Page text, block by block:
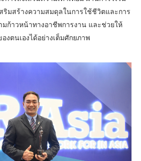
ริมสร้างความสมดุลในการใช้ชีวิตและการ
มก้าวหน้าทางอาชีพการงาน และช่วยให้
งตนเองได้อย่างเต็มศักยภาพ